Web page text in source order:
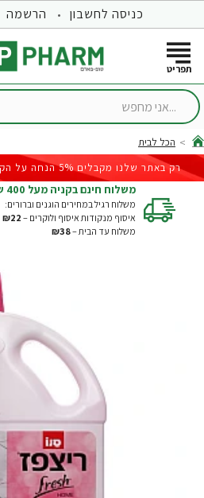
כניסה לחשבון הרשמה
...אני
home
הכל לבית
רק באתר שלנו מקבלים 5% הנחה על הקנייה הבאה |
משלוח חינם בקניה מעל 400 ש"ח | דרך איפוסט עד 5 ק"ג
משלוח רגיל במחירים הוגנים וברורים:
איסוף מנקודות איסוף ולוקרים – ₪22
משלוח עד הבית –₪38